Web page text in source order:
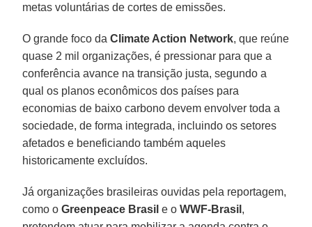
metas voluntárias de cortes de emissões.
O grande foco daClimate Action Network, que reúne
quase 2 mil organizações, é pressionar para que a
conferência avance na transição justa, segundo a
qual os planos econômicos dos países para
economias de baixo carbono devem envolver toda a
sociedade, de forma integrada, incluindo os setores
afetados e beneficiando também aqueles
historicamente excluídos.
Já organizações brasileiras ouvidas pela reportagem,
como oGreenpeace Brasil e oWWF-Brasil ,